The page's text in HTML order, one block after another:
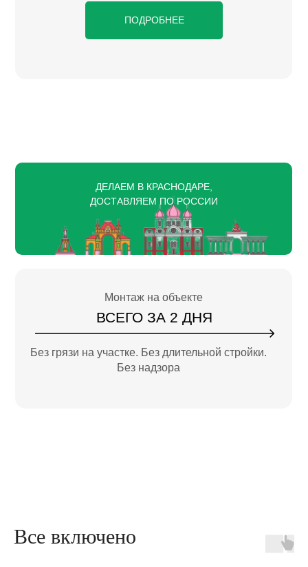
ПОДРОБНЕЕ
ДЕЛАЕМ В КРАСНОДАРЕ,
ДОСТАВЛЯЕМ ПО РОССИИ
ВСЕГО ЗА 2 ДНЯ
Без грязи на участке. Без длительной стройки.
Без надзора
Монтаж на объекте
Все включено